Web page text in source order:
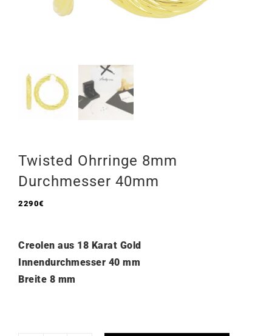
Twisted Ohrringe 8mm
Durchmesser 40mm
2290€
Creolen aus 18 Karat Gold
Innendurchmesser 40 mm
Breite 8 mm